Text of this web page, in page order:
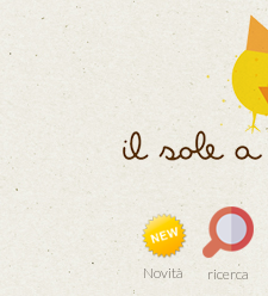
Novità ricerca